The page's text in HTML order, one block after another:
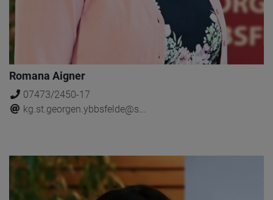
Romana Aigner
07473/2450-17
kg.st.georgen.ybbsfelde@s...